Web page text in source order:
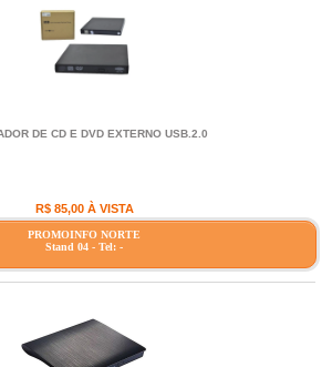
DE CD E DVD EXTERNO USB.2.0
R$ 85,00 À VISTA
PROMOINFO NORTE
Stand 04 - Tel: -